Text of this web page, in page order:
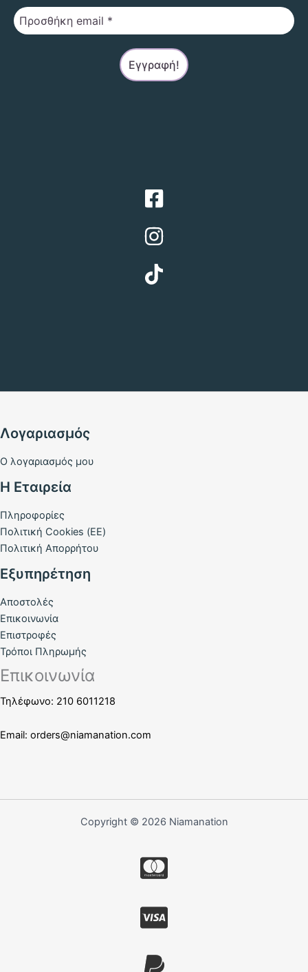
προϊόντος
Λογαριασμός
Ο λογαριασμός μου
Η Εταιρεία
Πληροφορίες
Πολιτική Cookies (ΕΕ)
Πολιτική Απορρήτου
Εξυπηρέτηση
Αποστολές
Επικοινωνία
Επιστροφές
Τρόποι Πληρωμής
Επικοινωνία
Τηλέφωνο: 210 6011218
Email: orders@niamanation.com
Copyright © 2026 Niamanation